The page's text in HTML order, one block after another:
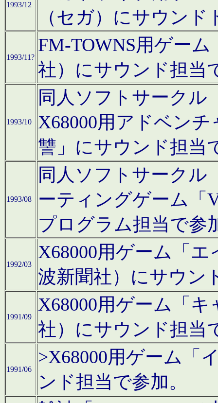
1993/12
（セガ）にサウン
1993/11?
FM-TOWNS用ゲー
社）にサウンド担当
1993/10
同人ソフトサークル
X68000用アドベン
讐」にサウンド担当
1993/08
同人ソフトサークル
ーティングゲーム「
プログラム担当で参
1992/03
X68000用ゲーム「
波新聞社）にサウン
1991/09
X68000用ゲーム「
社）にサウンド担当
1991/06
>X68000用ゲーム「
ンド担当で参加。